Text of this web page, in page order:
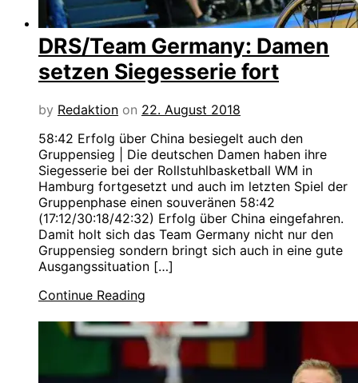
DRS/Team Germany: Damen
setzen Siegesserie fort
by Redaktion on 22. August 2018
58:42 Erfolg über China besiegelt auch den
Gruppensieg | Die deutschen Damen haben ihre
Siegesserie bei der Rollstuhlbasketball WM in
Hamburg fortgesetzt und auch im letzten Spiel der
Gruppenphase einen souveränen 58:42
(17:12/30:18/42:32) Erfolg über China eingefahren.
Damit holt sich das Team Germany nicht nur den
Gruppensieg sondern bringt sich auch in eine gute
Ausgangssituation […]
Continue Reading